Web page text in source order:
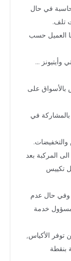
في حال
تلف.
العميل حسب
...
بالأسواق على
في
المركبة بعد
تكييس
وفي حال عدم
مسؤول خدمة
توفر الأكياس,
بنقطة